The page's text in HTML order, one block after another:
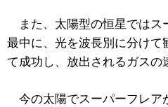
また、太陽型の恒星ではス
最中に、光を波長別に分けて
て成功し、放出されるガスの
今の太陽でスーパーフレア